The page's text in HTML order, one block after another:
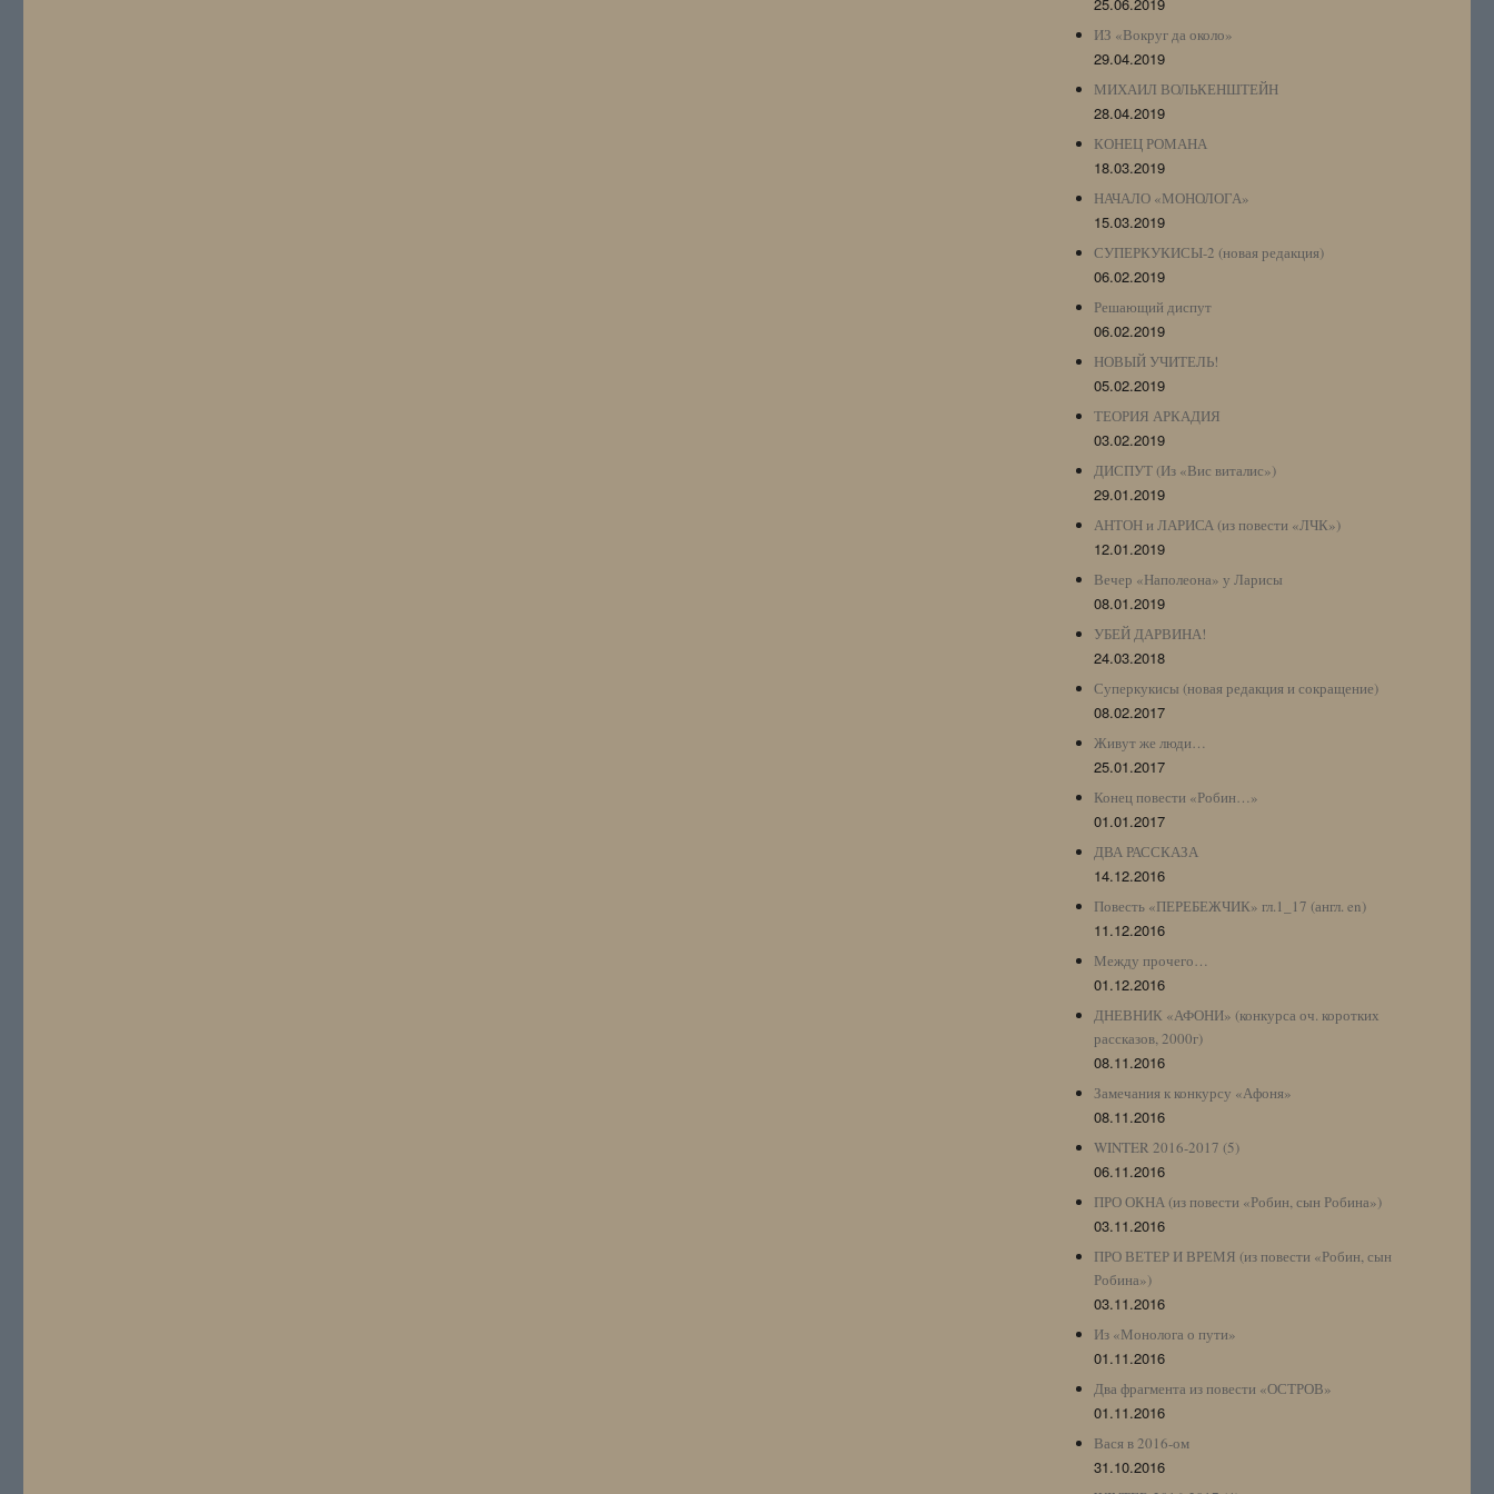
ИЗ «Вокруг да около»
29.04.2019
МИХАИЛ ВОЛЬКЕНШТЕЙН
28.04.2019
КОНЕЦ РОМАНА
18.03.2019
НАЧАЛО «МОНОЛОГА»
15.03.2019
СУПЕРКУКИСЫ-2 (новая редакция)
06.02.2019
Решающий диспут
06.02.2019
НОВЫЙ УЧИТЕЛЬ!
05.02.2019
ТЕОРИЯ АРКАДИЯ
03.02.2019
ДИСПУТ (Из «Вис виталис»)
29.01.2019
АНТОН и ЛАРИСА (из повести «ЛЧК»)
12.01.2019
Вечер «Наполеона» у Ларисы
08.01.2019
УБЕЙ ДАРВИНА!
24.03.2018
Суперкукисы (новая редакция и сокращение)
08.02.2017
Живут же люди…
25.01.2017
Конец повести «Робин…»
01.01.2017
ДВА РАССКАЗА
14.12.2016
Повесть «ПЕРЕБЕЖЧИК» гл.1_17 (англ. en)
11.12.2016
Между прочего…
01.12.2016
ДНЕВНИК «АФОНИ» (конкурса оч. коротких
рассказов, 2000г)
08.11.2016
Замечания к конкурсу «Афоня»
08.11.2016
WINTER 2016-2017 (5)
06.11.2016
ПРО ОКНА (из повести «Робин, сын Робина»)
03.11.2016
ПРО ВЕТЕР И ВРЕМЯ (из повести «Робин, сын
Робина»)
03.11.2016
Из «Монолога о пути»
01.11.2016
Два фрагмента из повести «ОСТРОВ»
01.11.2016
Вася в 2016-ом
31.10.2016